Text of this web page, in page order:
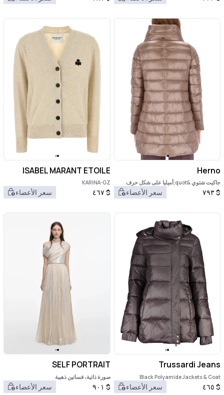
Herno
جاكيت شتوي &quot;أميليا على شكل حرف
A&quot;
$٧٩٣ سعر الأعضاء
ISABEL MARANT ETOILE
KARINA-GZ
$ ٤٦٧ سعر الأعضاء
Trussardi Jeans
Black Polyamide Jackets & Coat
$ ٤٦٥ سعر الأعضاء
SELF PORTRAIT
صورة ذاتية، فساتين ذهبية
$ ٩٠١ سعر الأعضاء